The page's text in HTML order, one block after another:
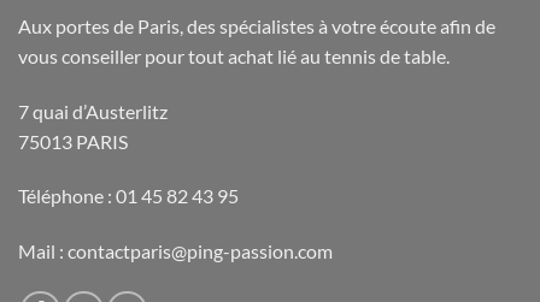
Aux portes de Paris, des spécialistes à votre écoute afin de
vous conseiller pour tout achat lié au tennis de table.
7 quai d’Austerlitz
75013 PARIS
Téléphone : 01 45 82 43 95
Mail : contactparis@ping-passion.com